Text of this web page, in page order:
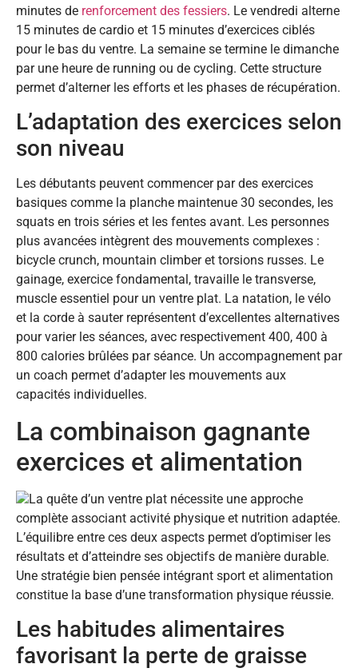
minutes de renforcement des fessiers. Le vendredi alterne
15 minutes de cardio et 15 minutes d’exercices ciblés
pour le bas du ventre. La semaine se termine le dimanche
par une heure de running ou de cycling. Cette structure
permet d’alterner les efforts et les phases de récupération.
L’adaptation des exercices selon
son niveau
Les débutants peuvent commencer par des exercices
basiques comme la planche maintenue 30 secondes, les
squats en trois séries et les fentes avant. Les personnes
plus avancées intègrent des mouvements complexes :
bicycle crunch, mountain climber et torsions russes. Le
gainage, exercice fondamental, travaille le transverse,
muscle essentiel pour un ventre plat. La natation, le vélo
et la corde à sauter représentent d’excellentes alternatives
pour varier les séances, avec respectivement 400, 400 à
800 calories brûlées par séance. Un accompagnement par
un coach permet d’adapter les mouvements aux
capacités individuelles.
La combinaison gagnante
exercices et alimentation
La quête d’un ventre plat nécessite une approche
complète associant activité physique et nutrition adaptée.
L’équilibre entre ces deux aspects permet d’optimiser les
résultats et d’atteindre ses objectifs de manière durable.
Une stratégie bien pensée intégrant sport et alimentation
constitue la base d’une transformation physique réussie.
Les habitudes alimentaires
favorisant la perte de graisse